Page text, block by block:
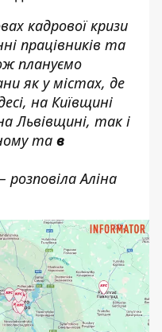
кадрової кризи
працівників та
плануємо
як у містах, де
на Київщині
Львівщині, так і
та в
розповіла Аліна